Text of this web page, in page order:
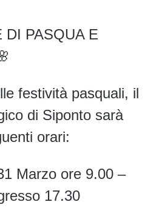
DI PASQUA E
festività pasquali, il
di Siponto sarà
orari:
Marzo ore 9.00 –
17.30